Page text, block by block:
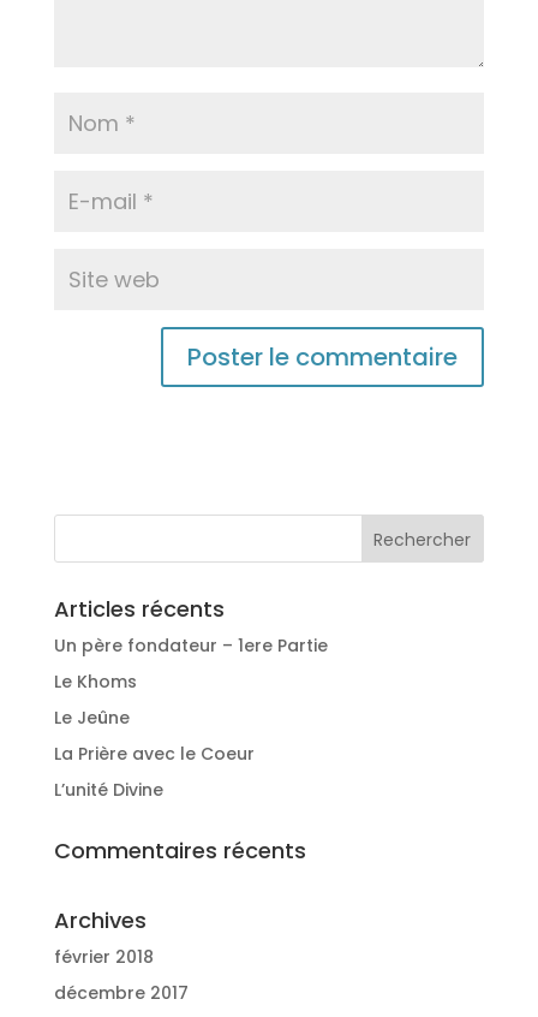
Articles récents
Un père fondateur – 1ere Partie
Le Khoms
Le Jeûne
La Prière avec le Coeur
L’unité Divine
Commentaires récents
Archives
février 2018
décembre 2017